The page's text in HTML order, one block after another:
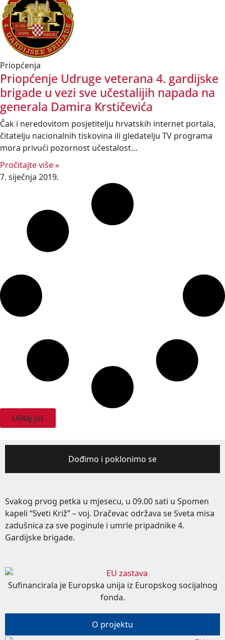
Priopćenja
Priopćenje Udruge veterana 4. gardijske
brigade u vezi sve učestalijih napada na
generala Damira Krstičevića
Čak i neredovitom posjetitelju hrvatskih internet portala,
čitatelju nacionalnih tiskovina ili gledatelju TV programa
mora privući pozornost učestalost…
Pročitajte više »
7. siječnja 2019.
Učitaj još
Dođimo i poklonimo se
Svakog prvog petka u mjesecu, u 09.00 sati u Spomen
kapeli “Sveti Križ” – voj. Dračevac održava se Sveta misa
zadušnica za sve poginule i umrle pripadnike 4.
Gardijske brigade.
Sufinancirala je Europska unija iz Europskog socijalnog
fonda.
O projektu